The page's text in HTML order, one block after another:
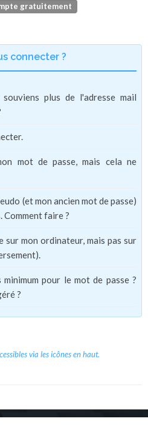
gratuitement
connecter ?
plus de l'adresse mail
mot de passe, mais cela ne
(et mon ancien mot de passe)
faire ?
sur mon ordinateur, mais pas sur
pour le mot de passe ?
?
via les icônes en haut.